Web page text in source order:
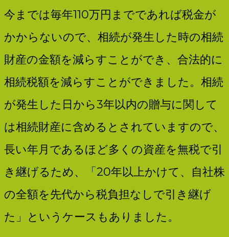
今までは毎年110万円までであれば税金が
かからないので、相続が発生した時の相続
財産の金額を減らすことができ、合法的に
相続税額を減らすことができました。相続
が発生した日から3年以内の贈与に関して
は相続財産に含めるとされていますので、
長い年月であるほど多くの資産を無税で引
き継げるため、「20年以上かけて、自社株
の全額を先代から税負担なしで引き継げ
た」というケースもありました。